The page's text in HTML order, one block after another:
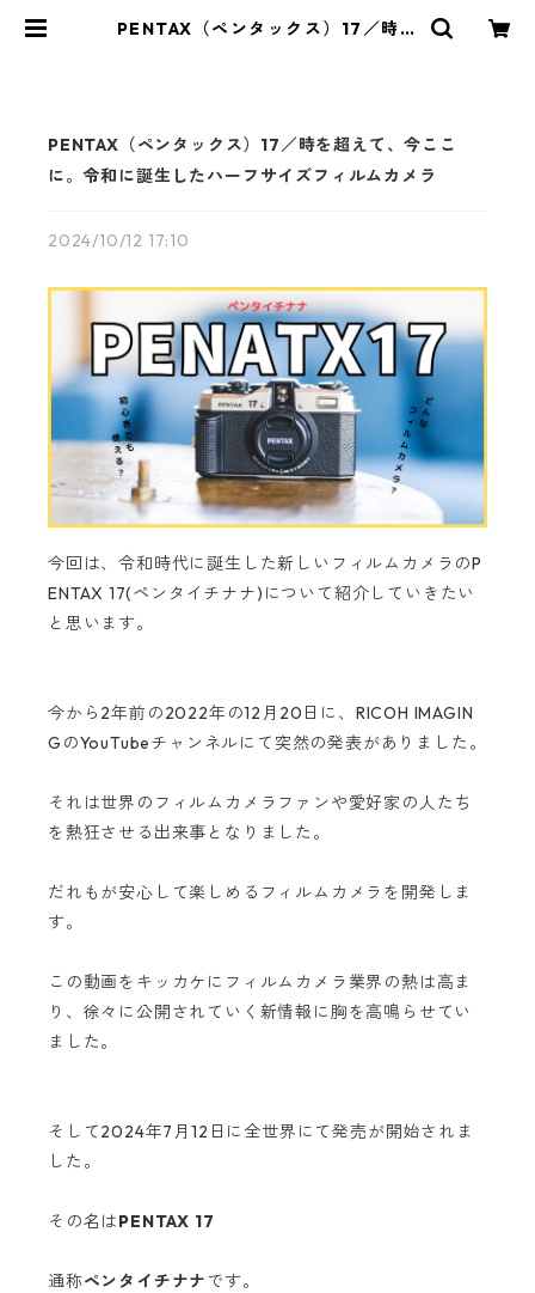
PENTAX（ペンタックス）17／時を
PENTAX（ペンタックス）17／時を超えて、今ここ
に。令和に誕生したハーフサイズフィルムカメラ
2024/10/12 17:10
今回は、令和時代に誕生した新しいフィルムカメラのP
ENTAX 17(ペンタイチナナ)について紹介していきたい
と思います。
今から2年前の2022年の12月20日に、RICOH IMAGIN
GのYouTubeチャンネルにて突然の発表がありました。
それは世界のフィルムカメラファンや愛好家の人たち
を熱狂させる出来事となりました。
だれもが安心して楽しめるフィルムカメラを開発しま
す。
この動画をキッカケにフィルムカメラ業界の熱は高ま
り、徐々に公開されていく新情報に胸を高鳴らせてい
ました。
そして2024年7月12日に全世界にて発売が開始されま
した。
その名はPENTAX 17
通称ペンタイチナナ です。